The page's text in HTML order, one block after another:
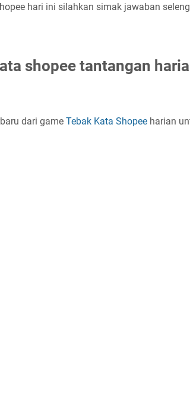
hari ini silahkan simak jawaban
shopee tantangan
dari game Tebak Kata Shopee harian